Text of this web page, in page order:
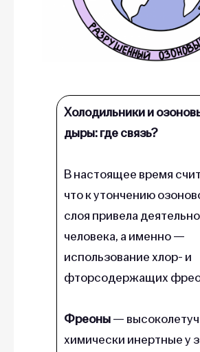
Холодильники и
дыры: где связь?
В настоящее время
что к утончению
слоя привела
человека, а именно —
использование хлор- и
фторсодержащих
Фреоны—
химически инертные у